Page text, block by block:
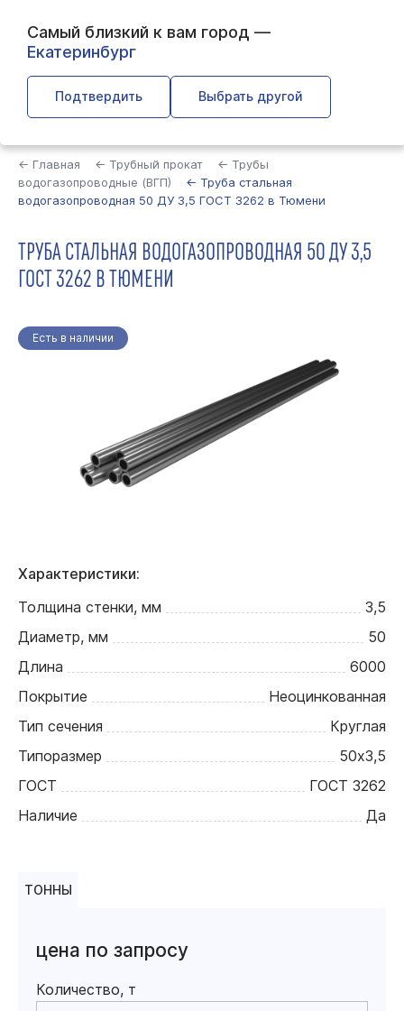
Самый близкий к вам город —
Екатеринбург
Подтвердить Выбрать другой
← Главная ← Трубный прокат
← Трубы
водогазопроводные (ВГП)
← Труба стальная
водогазопроводная 50 ДУ 3,5 ГОСТ 3262 в Тюмени
ТРУБА СТАЛЬНАЯ ВОДОГАЗОПРОВОДНАЯ 50 ДУ 3,5
ГОСТ 3262 В ТЮМЕНИ
Есть в наличии
Характеристики:
Толщина стенки, мм
3,5
Диаметр, мм
50
Длина
6000
Покрытие
Неоцинкованная
Тип сечения
Круглая
Типоразмер
50х3,5
ГОСТ
ГОСТ 3262
Наличие
Да
ТОННЫ
цена по запросу
Количество, т